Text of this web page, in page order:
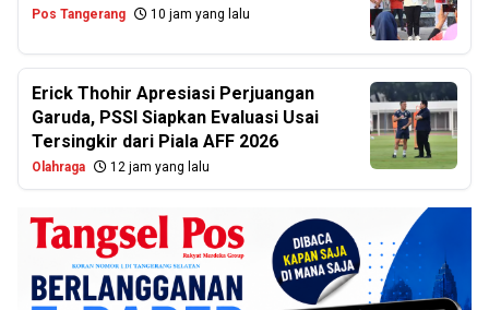
Pos Tangerang 10 jam yang lalu
Erick Thohir Apresiasi Perjuangan
Garuda, PSSI Siapkan Evaluasi Usai
Tersingkir dari Piala AFF 2026
Olahraga 12 jam yang lalu